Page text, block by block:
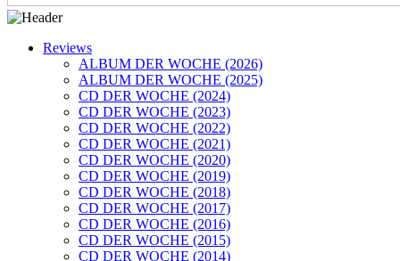
Reviews
ALBUM DER WOCHE (2026)
ALBUM DER WOCHE (2025)
CD DER WOCHE (2024)
CD DER WOCHE (2023)
CD DER WOCHE (2022)
CD DER WOCHE (2021)
CD DER WOCHE (2020)
CD DER WOCHE (2019)
CD DER WOCHE (2018)
CD DER WOCHE (2017)
CD DER WOCHE (2016)
CD DER WOCHE (2015)
CD DER WOCHE (2014)